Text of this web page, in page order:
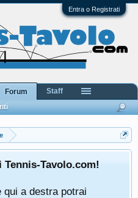
Entra o Registrati
Tavolo.com!
a destra potrai
Forum
Staff